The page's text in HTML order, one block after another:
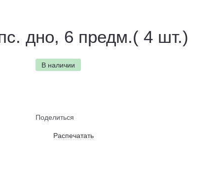
дно, 6 предм.( 4 шт.)
В наличии
Поделиться
Распечатать